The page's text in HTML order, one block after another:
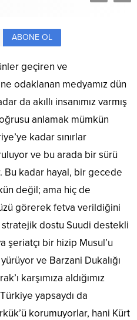
ABONE OL
geçiren ve
odaklanan medyamız dün
da akıllı insanımız varmış
anlamak mümkün
kadar sınırlar
ve bu arada bir sürü
kadar hayal, bir gecede
değil; ama hiç de
görerek fetva verildiğini
dostu Suudi destekli
şeriatçı bir hizip Musul’u
ve Barzani Dukalığı
karşımıza aldığımız
yapsaydı da
korumuyorlar, hani Kürt